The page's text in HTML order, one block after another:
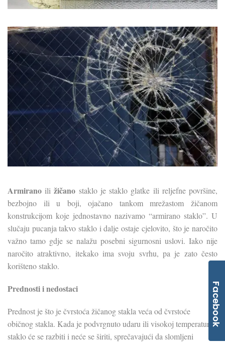
Armirano iližičano staklo je staklo glatke ili reljefne površine,
bezbojno ili u boji, ojačano tankom mrežastom žičanom
konstrukcijom koje jednostavno nazivamo “armirano staklo”. U
slučaju pucanja takvo staklo i dalje ostaje cjelovito, što je naročito
važno tamo gdje se nalažu posebni sigurnosni uslovi. Iako nije
naročito atraktivno, itekako ima svoju svrhu, pa je zato često
korišteno staklo.
Prednosti i nedostaci
Prednost je što je čvrstoća žičanog stakla veća od čvrstoće
običnog stakla. Kada je podvrgnuto udaru ili visokoj temperaturi,
staklo će se razbiti i neće se širiti, sprečavajući da slomljeni
Facebook